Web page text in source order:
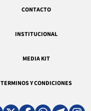
CONTACTO
INSTITUCIONAL
MEDIA KIT
TERMINOS Y CONDICIONES